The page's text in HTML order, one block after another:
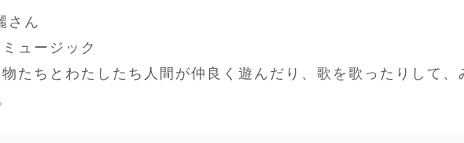
ん
ュージック
たちとわたしたち人間が仲良く遊んだり、歌を歌ったりして